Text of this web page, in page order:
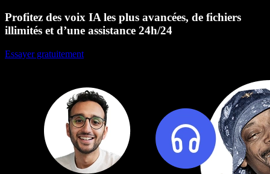
Profitez des voix IA les plus avancées, de fichiers
illimités et d’une assistance 24h/24
Essayer gratuitement